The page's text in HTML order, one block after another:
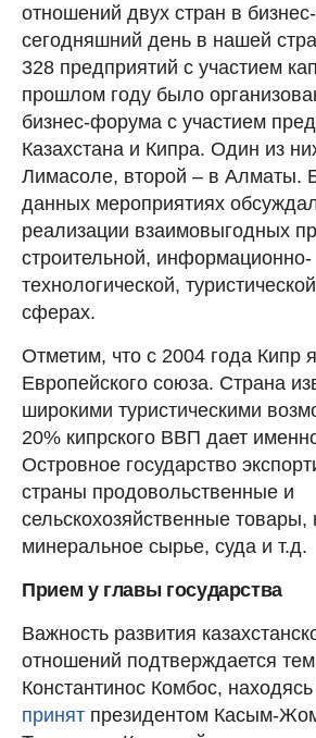
отношений двух стран в
сегодняшний день в нашей
328 предприятий с участием
прошлом году было
бизнес-форума с участием
Казахстана и Кипра. Один из
Лимасоле, второй – в Алматы.
данных мероприятиях
реализации взаимовыгодных
строительной, информационно-
технологической,
сферах.
Отметим, что с 2004 года Кипр
Европейского союза. Страна
широкими туристическими
20% кипрского ВВП дает
Островное государство
страны продовольственные и
сельскохозяйственные
минеральное сырье, суда и т.д.
Прием у главы государства
Важность развития
отношений подтверждается
Константинос Комбос,
принят президентом Касым-